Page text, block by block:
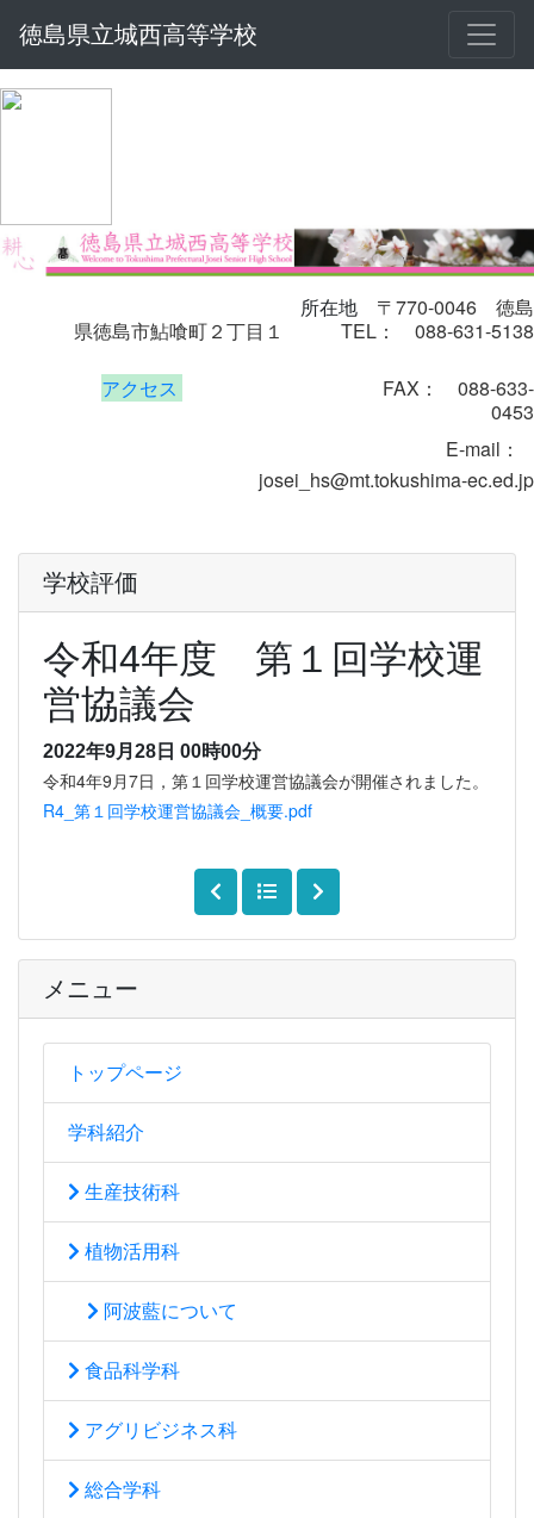
徳島県立城西高等学校
所在地 〒770-0046 徳島
県徳島市鮎喰町２丁目１ TEL： 088-631-5138
アクセス
FAX： 088-633-
0453
E-mail ：
josei_hs@mt.tokushima-ec.ed.jp
メニュー
トップページ
学科紹介
生産技術科
植物活用科
阿波藍について
食品科学科
アグリビジネス科
総合学科
学校評価
令和4年度 第１回学校運
営協議会
2022年9月28日 00時00分
令和4年9月7日，第１回学校運営協議会が開催されました。
R4_第１回学校運営協議会_概要.pdf